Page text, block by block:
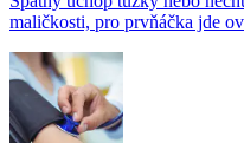
maličkosti, pro prvňáčka jde